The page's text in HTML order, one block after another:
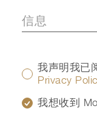
我声明我已
Privacy
我想收到